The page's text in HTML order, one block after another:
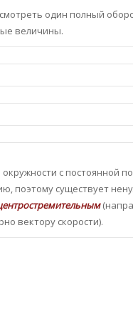
один полный
величины.
с постоянной
поэтому существует
вектору скорости).